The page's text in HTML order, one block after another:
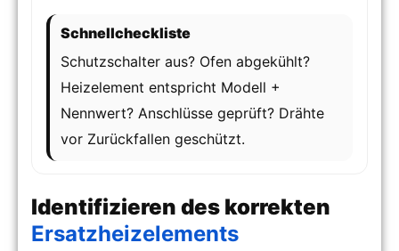
Schnellcheckliste
Schutzschalter aus? Ofen abgekühlt?
Heizelement entspricht Modell +
Nennwert? Anschlüsse geprüft? Drähte
vor Zurückfallen geschützt.
Identifizieren des korrekten
Ersatzheizelements